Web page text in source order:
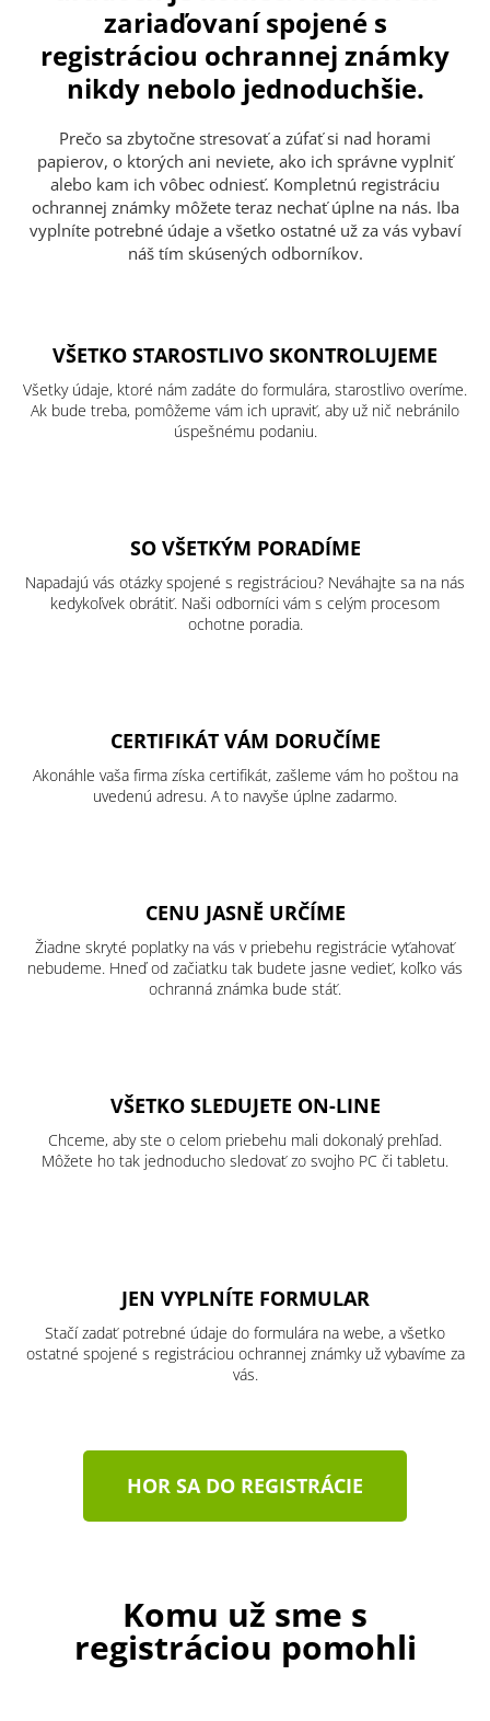
zariaďovaní spojené s
registráciou ochrannej známky
nikdy nebolo jednoduchšie.
Prečo sa zbytočne stresovať a zúfať si nad horami
papierov, o ktorých ani neviete, ako ich správne vyplniť
alebo kam ich vôbec odniesť. Kompletnú registráciu
ochrannej známky môžete teraz nechať úplne na nás. Iba
vyplníte potrebné údaje a všetko ostatné už za vás vybaví
náš tím skúsených odborníkov.
VŠETKO STAROSTLIVO SKONTROLUJEME
Všetky údaje, ktoré nám zadáte do formulára, starostlivo overíme.
Ak bude treba, pomôžeme vám ich upraviť, aby už nič nebránilo
úspešnému podaniu.
SO VŠETKÝM PORADÍME
Napadajú vás otázky spojené s registráciou? Neváhajte sa na nás
kedykoľvek obrátiť. Naši odborníci vám s celým procesom
ochotne poradia.
CERTIFIKÁT VÁM DORUČÍME
Akonáhle vaša firma získa certifikát, zašleme vám ho poštou na
uvedenú adresu. A to navyše úplne zadarmo.
CENU JASNĚ URČÍME
Žiadne skryté poplatky na vás v priebehu registrácie vyťahovať
nebudeme. Hneď od začiatku tak budete jasne vedieť, koľko vás
ochranná známka bude stáť.
VŠETKO SLEDUJETE ON-LINE
Chceme, aby ste o celom priebehu mali dokonalý prehľad.
Môžete ho tak jednoducho sledovať zo svojho PC či tabletu.
JEN VYPLNÍTE FORMULAR
Stačí zadať potrebné údaje do formulára na webe, a všetko
ostatné spojené s registráciou ochrannej známky už vybavíme za
vás.
HOR SA DO REGISTRÁCIE
Komu už sme s
registráciou pomohli